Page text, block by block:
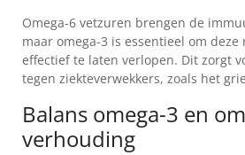
Omega-6 vetzuren brengen de
maar omega-3 is essentieel om deze
effectief te laten verlopen. Dit zorgt
tegen ziekteverwekkers, zoals het
Balans omega-3 en
verhouding